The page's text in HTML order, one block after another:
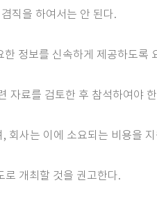
직을 하여서는 안 된다.
정보를 신속하게 제공하도록
자료를 검토한 후 참석하여야
회사는 이에 소요되는 비용을
로 개최할 것을 권고한다.